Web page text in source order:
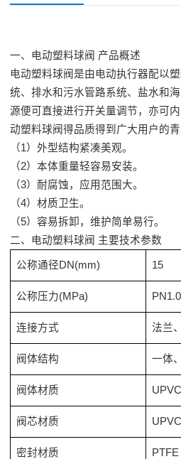
一、电动塑料球阀 产品概述
电动塑料球阀是由电动执行器配以
统、排水和污水管路系统、盐水和
源便可直接进行开关量调节，亦可
动塑料球阀得品质得到广大用户的青
（1）外型结构紧凑美观。
（2）本体重量轻容易安装。
（3）耐腐蚀，应用范围大。
（4）材质卫生。
（5）容易拆卸，维护简单易行。
二、电动塑料球阀 主要技术参数
公称通径DN(mm) 15
公称压力(MPa)
连接方式 法兰
阀体结构 一体
阀体材质 UPVC
阀芯材质 UPVC
密封材质 PTFE